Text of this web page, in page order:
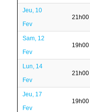
Jeu, 10
Fev
21h00
Sam, 12
Fev
19h00
Lun, 14
Fev
21h00
Jeu, 17
Fev
19h00